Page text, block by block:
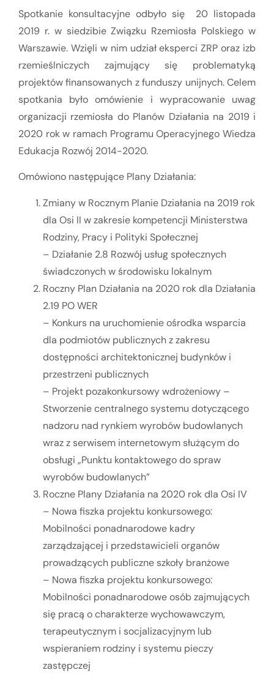
Spotkanie konsultacyjne odbyło się 20 listopada
2019 r. w siedzibie Związku Rzemiosła Polskiego w
Warszawie. Wzięli w nim udział eksperci ZRP oraz izb
rzemieślniczych zajmujący się problematyką
projektów finansowanych z funduszy unijnych. Celem
spotkania było omówienie i wypracowanie uwag
organizacji rzemiosła do Planów Działania na 2019 i
2020 rok w ramach Programu Operacyjnego Wiedza
Edukacja Rozwój 2014-2020.
Omówiono następujące Plany Działania:
Zmiany w Rocznym Planie Działania na 2019 rok
dla Osi II w zakresie kompetencji Ministerstwa
Rodziny, Pracy i Polityki Społecznej
– Działanie 2.8 Rozwój usług społecznych
świadczonych w środowisku lokalnym
Roczny Plan Działania na 2020 rok dla Działania
2.19 PO WER
– Konkurs na uruchomienie ośrodka wsparcia
dla podmiotów publicznych z zakresu
dostępności architektonicznej budynków i
przestrzeni publicznych
– Projekt pozakonkursowy wdrożeniowy –
Stworzenie centralnego systemu dotyczącego
nadzoru nad rynkiem wyrobów budowlanych
wraz z serwisem internetowym służącym do
obsługi „Punktu kontaktowego do spraw
wyrobów budowlanych”
Roczne Plany Działania na 2020 rok dla Osi IV
– Nowa fiszka projektu konkursowego:
Mobilności ponadnarodowe kadry
zarządzającej i przedstawicieli organów
prowadzących publiczne szkoły branżowe
– Nowa fiszka projektu konkursowego:
Mobilności ponadnarodowe osób zajmujących
się pracą o charakterze wychowawczym,
terapeutycznym i socjalizacyjnym lub
wspieraniem rodziny i systemu pieczy
zastępczej